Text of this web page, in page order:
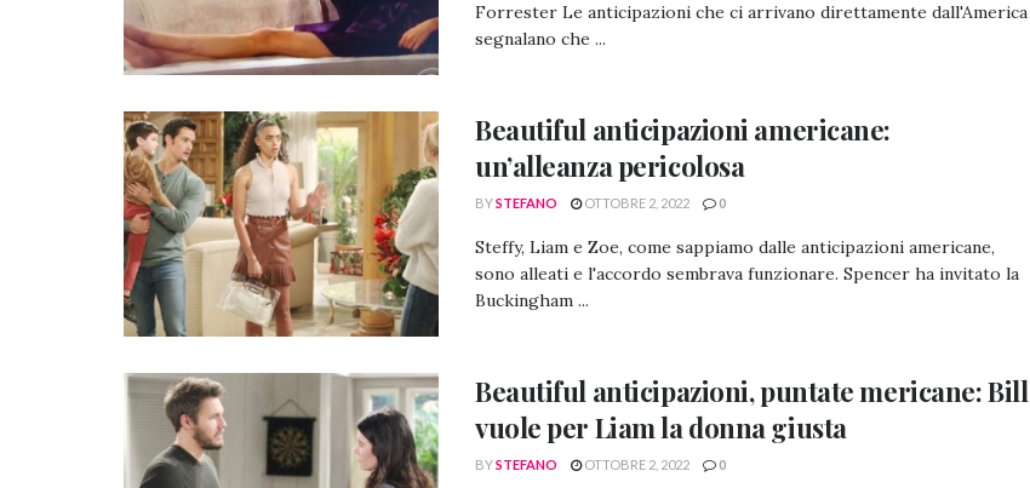
Forrester Le anticipazioni che ci arrivano direttamente dall'America
segnalano che ...
Beautiful anticipazioni americane:
un’alleanza pericolosa
BYSTEFANO OTTOBRE 2, 2022 0
Steffy, Liam e Zoe, come sappiamo dalle anticipazioni americane,
sono alleati e l'accordo sembrava funzionare. Spencer ha invitato la
Buckingham ...
Beautiful anticipazioni, puntate mericane: Bill
vuole per Liam la donna giusta
BYSTEFANO OTTOBRE 2, 2022 0